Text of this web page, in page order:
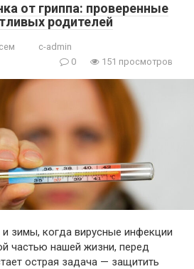
от гриппа: проверенные
родителей
c-admin
0
151 просмотров
зимы, когда вирусные инфекции
частью нашей жизни, перед
острая задача — защитить